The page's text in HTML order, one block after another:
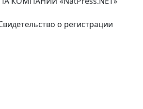
о регистрации